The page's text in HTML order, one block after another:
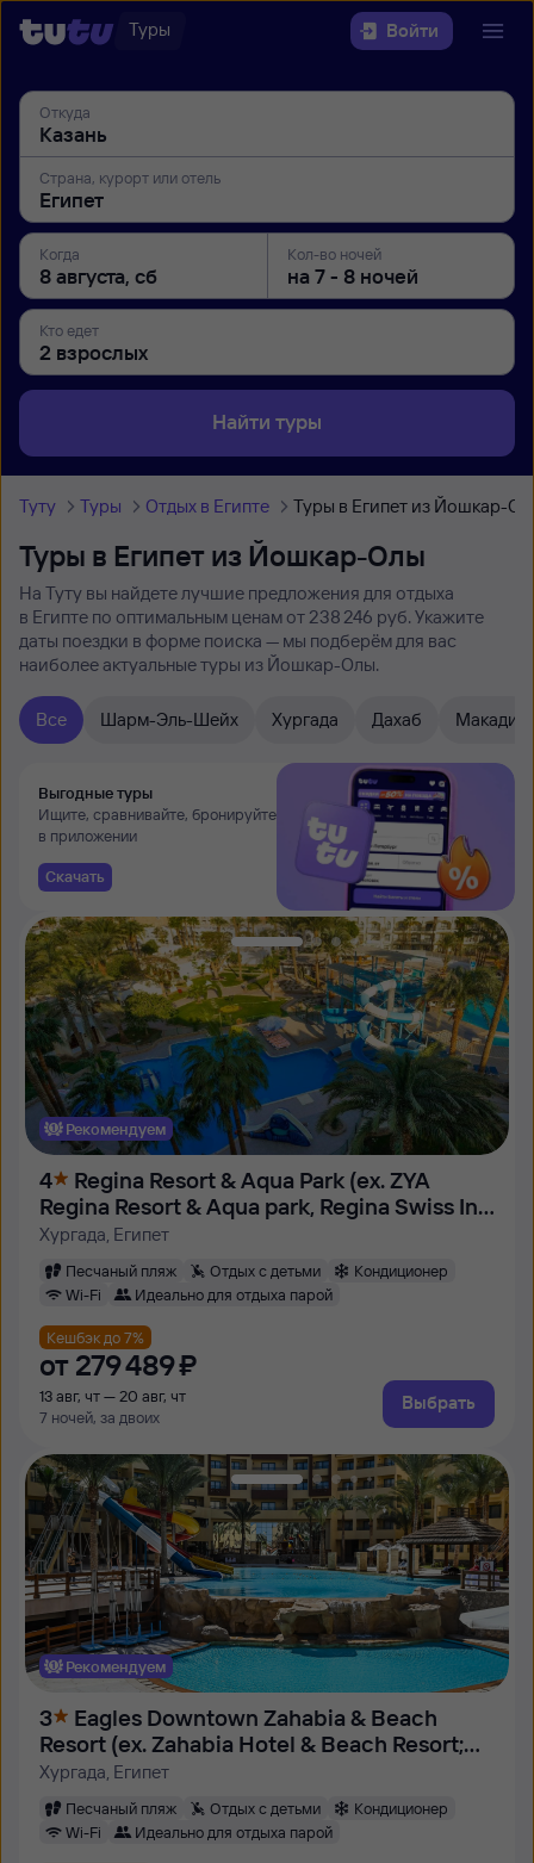
Туры Войти
Откуда
Страна, курорт или отель
Когда Кол-во ночей
Кто едет
Найти туры
Туту Туры Отдых в Египте Туры в Египет из Йошкар-
Туры в Египет из Йошкар-Олы
На Туту вы найдете лучшие предложения для отдыха
в Египте по оптимальным ценам от 238 ⁠246 руб. Укажите
даты поездки в форме поиска — мы подберём для вас
наиболее актуальные туры из Йошкар-Олы.
Все Шарм-Эль-Шейх Хургада Дахаб Макади
Выгодные туры
Ищите, сравнивайте, бронируйте
в приложении
Скачать
Рекомендуем
4
Regina Resort & Aqua Park (ex. ZYA
Regina Resort & Aqua park, Regina Swiss Inn
Resort)
Хургада, Египет
Песчаный пляж Отдых с детьми
Кондиционер
Wi-Fi
Идеально для отдыха парой
Кешбэк до 7%
от 279 ⁠489 ⁠₽
13 авг, чт — 20 авг, чт
7 ночей, за двоих
Выбрать
Рекомендуем
3
Eagles Downtown Zahabia & Beach
Resort (ex. Zahabia Hotel & Beach Resort;
Zahabia Village)
Хургада, Египет
Песчаный пляж Отдых с детьми
Кондиционер
Wi-Fi
Идеально для отдыха парой